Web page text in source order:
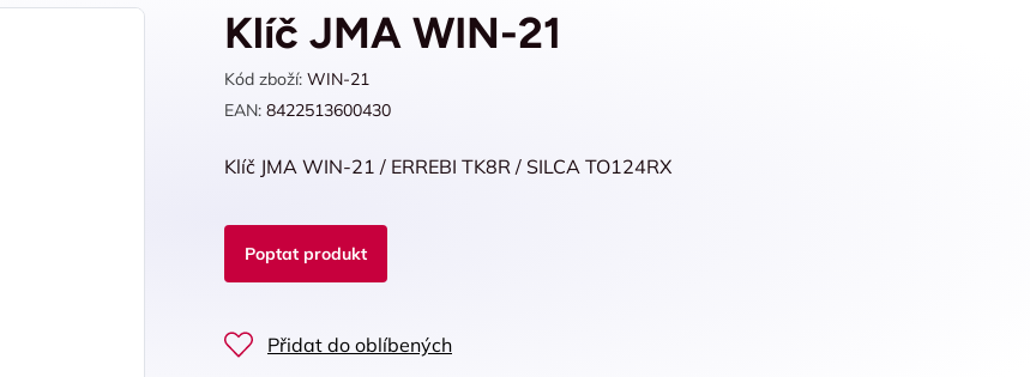
Klíč JMA WIN-21
Kód zboží: WIN-21
EAN: 8422513600430
Klíč JMA WIN-21 / ERREBI TK8R / SILCA TO124RX
Poptat produkt
Přidat do oblíbených